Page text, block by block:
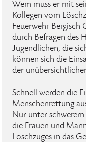
Wem muss er mit
Kollegen vom
Feuerwehr Bergisch
durch Befragen des
Jugendlichen, die
können sich die
der
Schnell werden die
Menschenrettung
Nur unter
die Frauen und
Löschzuges in das